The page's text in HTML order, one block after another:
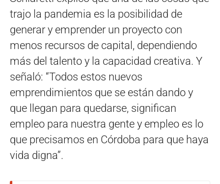
trajo la pandemia es la posibilidad de
generar y emprender un proyecto con
menos recursos de capital, dependiendo
más del talento y la capacidad creativa. Y
señaló: “Todos estos nuevos
emprendimientos que se están dando y
que llegan para quedarse, significan
empleo para nuestra gente y empleo es lo
que precisamos en Córdoba para que haya
vida digna”.